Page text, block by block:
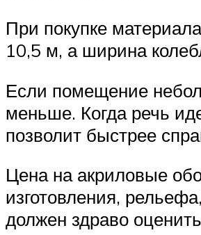
При покупке
10,5 м, а ширина
Если помещение
меньше. Когда речь
позволит быстрее
Цена на акриловые
изготовления,
должен здраво